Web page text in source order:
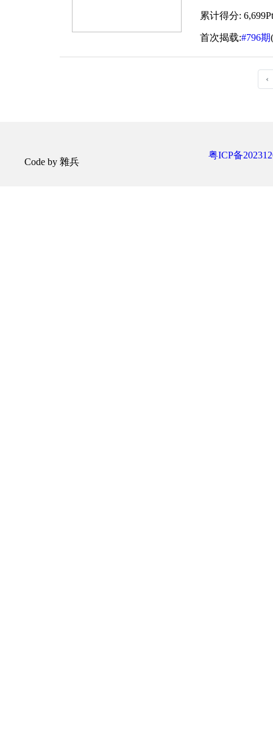
累计得分:
首次揭载:#796期
‹
Code by 雜兵
粤ICP备